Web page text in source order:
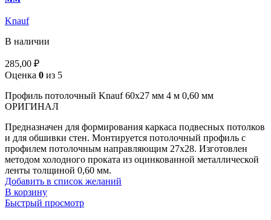
Knauf
В наличии
285,00 ₽
Оценка 0 из 5
Профиль потолочный Knauf 60х27 мм 4 м 0,60 мм
ОРИГИНАЛ
Предназначен для формирования каркаса подвесных потолков
и для обшивки стен. Монтируется потолочный профиль с
профилем потолочным направляющим 27х28. Изготовлен
методом холодного проката из оцинкованной металлической
ленты толщиной 0,60 мм.
Добавить в список желаний
В корзину
Быстрый просмотр